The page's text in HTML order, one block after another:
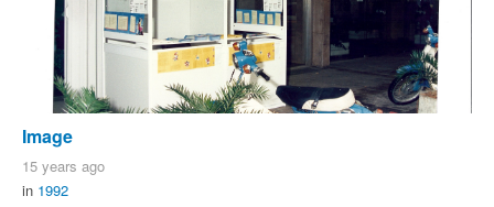
Image
15 years ago
in 1992